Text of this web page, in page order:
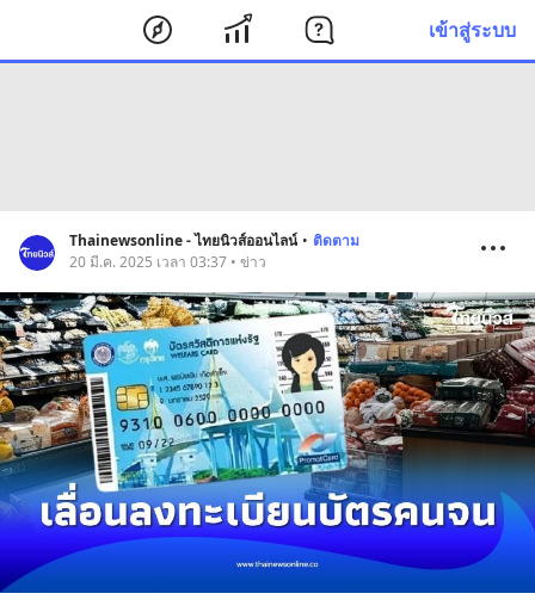
เข้าสู่ระบบ
Thainewsonline - ไทยนิวส์ออนไลน์ • ติดตาม
20 มี.ค. 2025 เวลา 03:37 • ข่าว